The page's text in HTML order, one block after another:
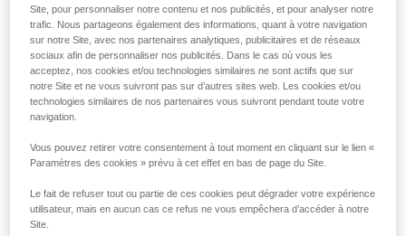
Site, pour personnaliser notre contenu et nos publicités, et pour analyser notre
trafic. Nous partageons également des informations, quant à votre navigation
sur notre Site, avec nos partenaires analytiques, publicitaires et de réseaux
sociaux afin de personnaliser nos publicités. Dans le cas où vous les
acceptez, nos cookies et/ou technologies similaires ne sont actifs que sur
notre Site et ne vous suivront pas sur d’autres sites web. Les cookies et/ou
technologies similaires de nos partenaires vous suivront pendant toute votre
navigation.
Vous pouvez retirer votre consentement à tout moment en cliquant sur le lien «
Paramètres des cookies » prévu à cet effet en bas de page du Site.
Le fait de refuser tout ou partie de ces cookies peut dégrader votre expérience
utilisateur, mais en aucun cas ce refus ne vous empêchera d’accéder à notre
Site.